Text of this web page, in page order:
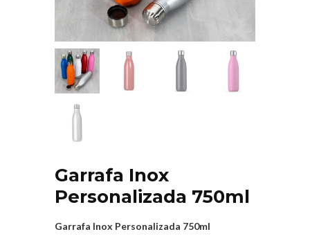
Garrafa Inox
Personalizada 750ml
Garrafa Inox Personalizada 750ml